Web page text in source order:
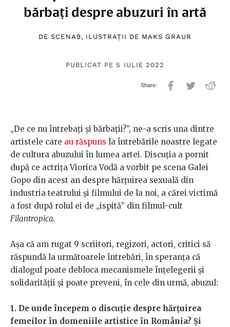
bărbați despre abuzuri în artă
DESCENA9, ILUSTRAȚII DE MAKS GRAUR
PUBLICAT PE 5 IULIE 2022
„De ce nu întrebați și bărbații?”, ne-a scris una dintre
artistele care au răspuns la întrebările noastre legate
de cultura abuzului în lumea artei. Discuția a pornit
după ce actrița Viorica Vodă a vorbit pe scena Galei
Gopo din acest an despre hărțuirea sexuală din
industria teatrului și filmului de la noi, a cărei victimă
a fost după rolul ei de „ispită” din filmul-cult
Filantropica.
Așa că am rugat 9 scriitori, regizori, actori, critici să
răspundă la următoarele întrebări, în speranța că
dialogul poate debloca mecanismele înțelegerii și
solidarității și poate preveni, în cele din urmă, abuzul:
1. De unde începem o discuție despre hărțuirea
femeilor în domeniile artistice în România? Și